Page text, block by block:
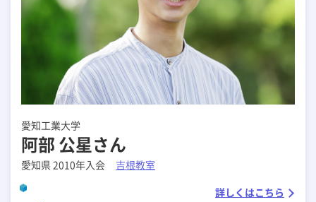
愛知工業大学
阿部 公星さん
愛知県 2010年入会
吉根教室
詳しくはこちら